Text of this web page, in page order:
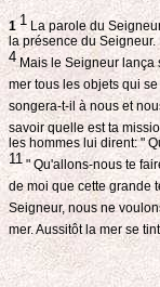
1 1 La parole du
la présence du
4Mais le Seigneur lança
mer tous les objets qui
songera-t-il à nous et
savoir quelle est ta
les hommes lui dirent: "
11 " Qu'allons-nous te
de moi que cette grande
Seigneur, nous ne
mer. Aussitôt la mer se